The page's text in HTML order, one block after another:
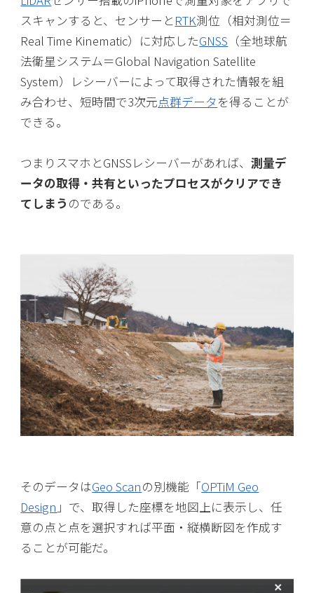
スキャンすると、センサーとRTK測位（相対測位＝
Real Time Kinematic）に対応したGNSS （全地球航
法衛星システム＝Global Navigation Satellite
System）レシーバーによって取得された情報を組
み合わせ、短時間で3次元点群データを得ることが
できる。
つまりスマホとGNSSレシーバーがあれば、測量デ
ータの取得・共有といったプロセスがクリアでき
てしまう のである。
そのデータはGeo Scanの別機能「OPTiM Geo
Design 」で、取得した座標を地図上に表示し、任
意の点と点を選択すれば平面・縦横断図を作成す
ることが可能だ。